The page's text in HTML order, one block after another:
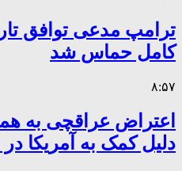
ترامپ مدعی توافق
کامل حماس شد
۸:۵۷
اعتراض عراقچی به
دلیل کمک به آمریکا